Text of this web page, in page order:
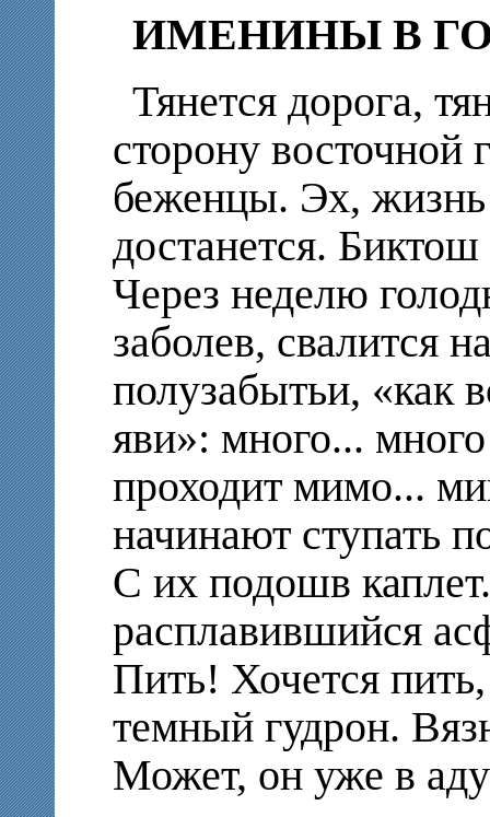
ИМЕНИНЫ В
Тянется дорога,
сторону
беженцы. Эх, жизнь
достанется.
Через неделю
заболев, свалится
полузабытьи, «как
яви»: много...
проходит мимо...
начинают ступать
С их подошв
расплавившийся
Пить! Хочется
темный гудрон.
Может, он уже в